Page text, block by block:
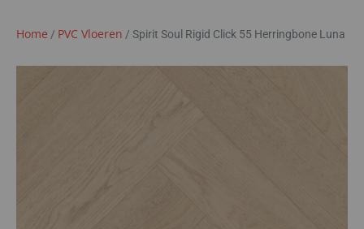
Home / PVC Vloeren / Spirit Soul Rigid Click 55 Herringbone Luna